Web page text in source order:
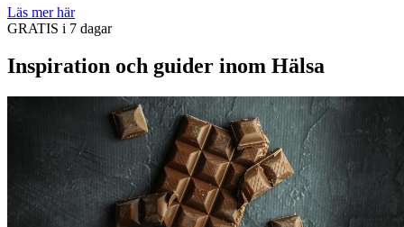
Läs mer här
GRATIS i 7 dagar
Inspiration och guider inom Hälsa